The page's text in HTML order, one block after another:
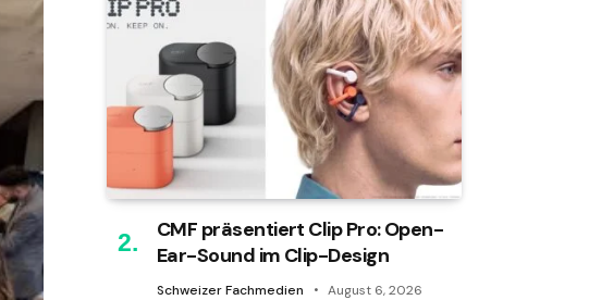
CMF präsentiert Clip Pro: Open-
Ear-Sound im Clip-Design
Schweizer Fachmedien August 6, 2026